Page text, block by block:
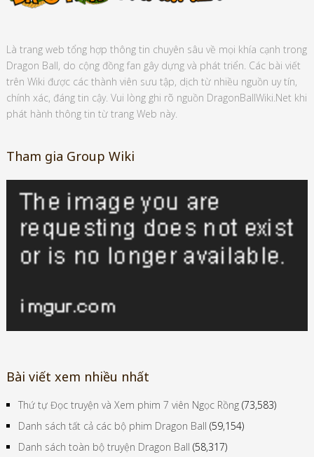
Là trang web tổng hợp thông tin chuyên sâu về mọi khía cạnh trong
Dragon Ball, do cộng đồng fan gây dựng và phát triển. Các bài viết
trên Wiki được các thành viên sưu tập, dịch từ nhiều nguồn uy tín,
chính xác, đáng tin cậy. Vui lòng ghi rõ nguồn DragonBallWiki.Net khi
phát hành thông tin từ trang Web này.
Tham gia Group Wiki
Bài viết xem nhiều nhất
Thứ tự Đọc truyện và Xem phim 7 viên Ngọc Rồng (73,583)
Danh sách tất cả các bộ phim Dragon Ball (59,154)
Danh sách toàn bộ truyện Dragon Ball (58,317)